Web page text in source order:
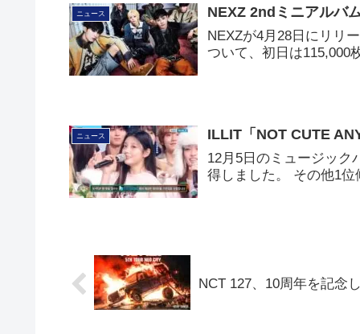
ニュース NEXZ 2ndミニアルバ
NEXZが4月28日にリリ
ついて、初日は115,000
ニュース ILLIT「NOT CUTE
12月5日のミュージック
得しました。 その他1
NCT 127、10周年を記念